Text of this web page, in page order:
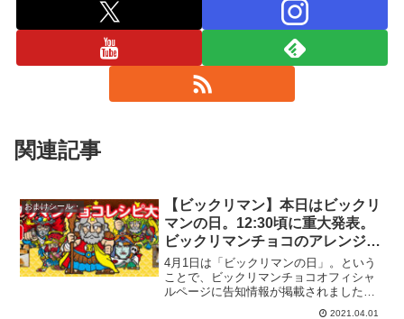
関連記事
おまけシール・
【ビックリマン】本日はビックリ
マンの日。12:30頃に重大発表。
ビックリマンチョコのアレンジレ
シピ＆ビックリマン憲章2021も
公開！
4月1日は「ビックリマンの日」。という
ことで、ビックリマンチョコオフィシャ
ルページに告知情報が掲載されました。
本日12:30頃より重大発表。気になりま
2021.04.01